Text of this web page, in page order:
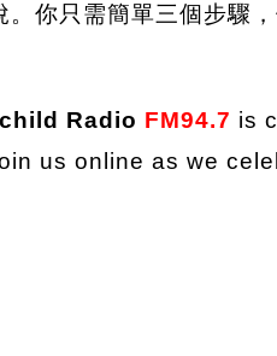
你只需簡單三個步驟
Radio FM94.7 is
us online as we